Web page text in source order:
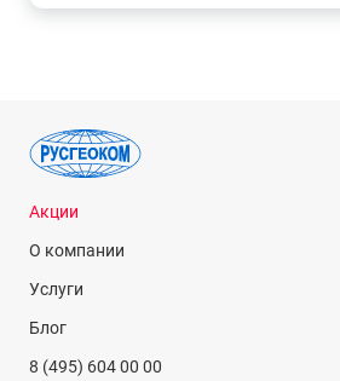
Акции
О компании
Услуги
Блог
8 (495) 604 00 00